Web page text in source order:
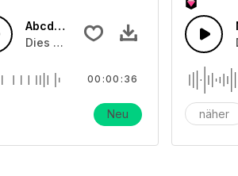
Abcdefg Alphabet Kinderlied
Dies ist ein Soundeffekt über ein Kind
00:00:36
Neu näher